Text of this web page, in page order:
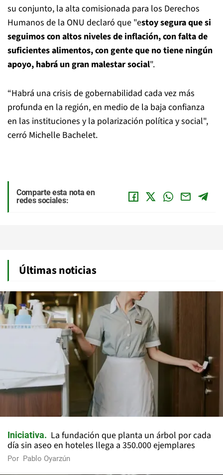
su conjunto, la alta comisionada para los Derechos
Humanos de la ONU declaró que "estoy segura que si
seguimos con altos niveles de inflación, con falta de
suficientes alimentos, con gente que no tiene ningún
apoyo, habrá un gran malestar social".
“Habrá una crisis de gobernabilidad cada vez más
profunda en la región, en medio de la baja confianza
en las instituciones y la polarización política y social",
cerró Michelle Bachelet.
Comparte esta nota en
redes sociales:
Últimas noticias
Iniciativa
La fundación que planta un árbol por cada
día sin aseo en hoteles llega a 350.000 ejemplares
Por Pablo Oyarzún